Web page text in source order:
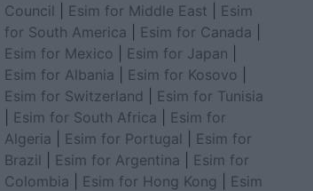
Council
Esim for Middle East
Esim
for South America
Esim for Canada
Esim for Mexico
Esim for Japan
Esim for Albania
Esim for Kosovo
Esim for Switzerland
Esim for Tunisia
Esim for South Africa
Esim for
Algeria
Esim for Portugal
Esim for
Brazil
Esim for Argentina
Esim for
Colombia
Esim for Hong Kong
Esim